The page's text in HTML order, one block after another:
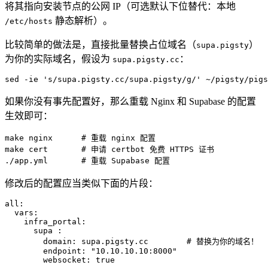
将其指向安装节点的公网 IP（可选默认下位替代：本地
/etc/hosts 静态解析）。
比较简单的做法是，直接批量替换占位域名（supa.pigsty）
为你的实际域名，假设为 supa.pigsty.cc ：
sed -ie 's/supa.pigsty.cc/supa.pigsty/g/' ~/pigsty/
如果你没有事先配置好，那么重载 Nginx 和 Supabase 的配置
生效即可：
make nginx # 重载 nginx 配置
make cert # 申请 certbot 免费 HTTPS 证书
./app.yml # 重载 Supabase 配置
修改后的配置应当类似下面的片段：
all :
vars :
infra_portal :
supa
:
domain : supa.pigsty.cc
# 替换为你的域名！
endpoint :
"10.10.10.10:8000"
websocket :
true